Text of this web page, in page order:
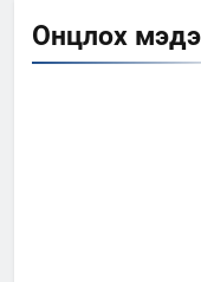
Онцлох